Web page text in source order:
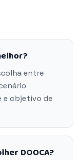
entre
e objetivo de
DOOCA?